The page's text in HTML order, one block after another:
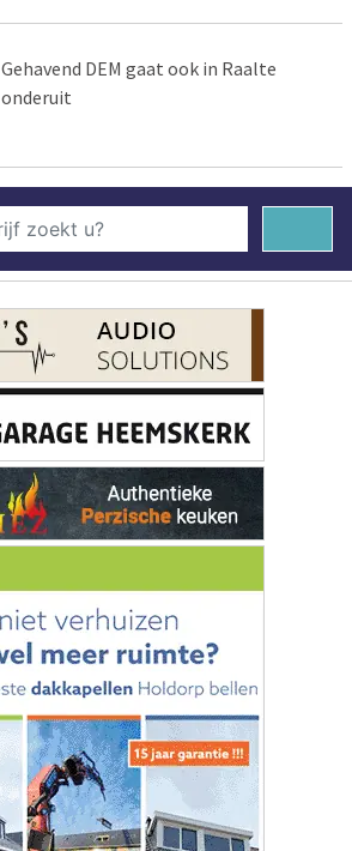
Gehavend DEM gaat ook in Raalte
onderuit